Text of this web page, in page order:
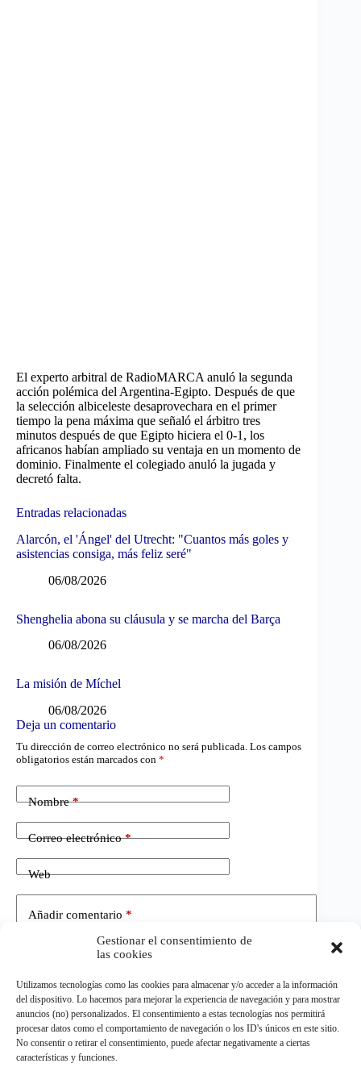
Gestionar el consentimiento de
las cookies
Utilizamos tecnologías como las cookies para almacenar y/o acceder a la información
del dispositivo. Lo hacemos para mejorar la experiencia de navegación y para mostrar
anuncios (no) personalizados. El consentimiento a estas tecnologías nos permitirá
procesar datos como el comportamiento de navegación o los ID's únicos en este sitio.
No consentir o retirar el consentimiento, puede afectar negativamente a ciertas
características y funciones.
El experto arbitral de RadioMARCA anuló la segunda
acción polémica del Argentina-Egipto. Después de que
la selección albiceleste desaprovechara en el primer
tiempo la pena máxima que señaló el árbitro tres
minutos después de que Egipto hiciera el 0-1, los
africanos habían ampliado su ventaja en un momento de
dominio. Finalmente el colegiado anuló la jugada y
decretó falta.
Entradas relacionadas
Alarcón, el 'Ángel' del Utrecht: "Cuantos más goles y
asistencias consiga, más feliz seré"
06/08/2026
Shenghelia abona su cláusula y se marcha del Barça
06/08/2026
La misión de Míchel
06/08/2026
Deja un comentario
Tu dirección de correo electrónico no será publicada. Los campos
obligatorios están marcados con *
Nombre*
Correo electrónico*
Web
Añadir comentario *
Publicar el comentario